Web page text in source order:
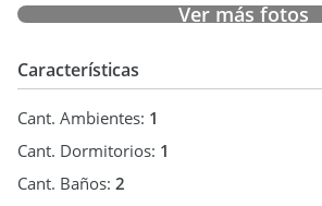
Ver más fotos
Características
Cant. Ambientes: 1
Cant. Dormitorios: 1
Cant. Baños: 2